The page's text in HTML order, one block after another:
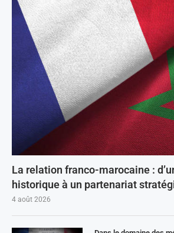
La relation franco-marocaine :
historique à un partenariat
4 août 2026